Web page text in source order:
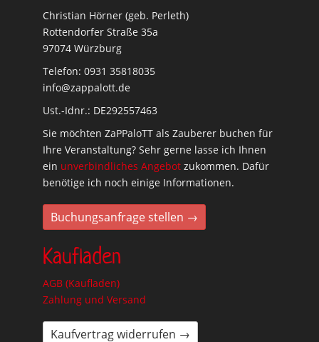
Christian Hörner (geb. Perleth)
Rottendorfer Straße 35a
97074 Würzburg
Telefon: 0931 35818035
info@zappalott.de
Ust.-Idnr.: DE292557463
Sie möchten ZaPPaloTT als Zauberer buchen für
Ihre Veranstaltung? Sehr gerne lasse ich Ihnen
ein unverbindliches Angebot zukommen. Dafür
benötige ich noch einige Informationen.
Buchungsanfrage stellen →
Kaufladen
AGB (Kaufladen)
Zahlung und Versand
Kaufvertrag widerrufen →